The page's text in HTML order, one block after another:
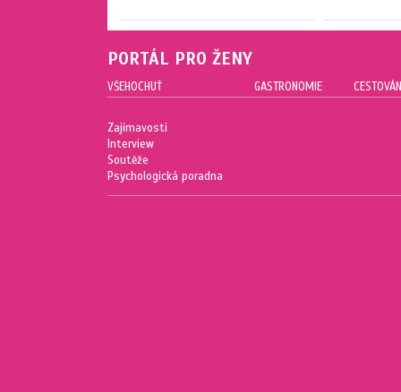
PORTÁL PRO ŽENY
VŠEHOCHUŤ
Zajímavosti
Interview
Soutěže
Psychologická poradna
GASTRONOMIE